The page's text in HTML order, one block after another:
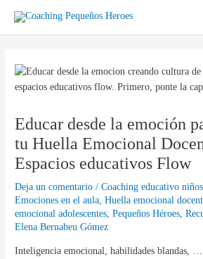
contenido
Educar desde la emoción
tu Huella Emocional
Espacios educativos Flow
Deja un comentario /Coaching educativo
Emociones en el aula,Huella emocional
emocional adolescentes,Pequeños Héroes,
Elena Bernabeu Gómez
Inteligencia emocional, habilidades blandas,
entradas